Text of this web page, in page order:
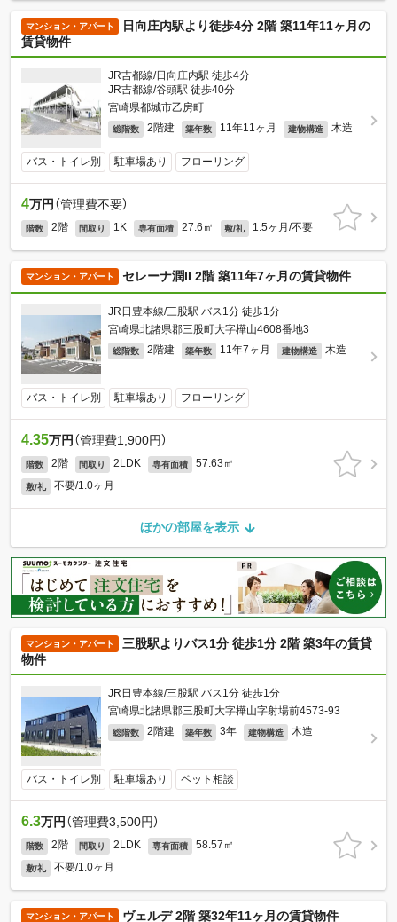
マンション・アパート
日向庄内駅より徒歩4分 2階 築11年11ヶ月の
賃貸物件
JR吉都線/日向庄内駅 徒歩4分
JR吉都線/谷頭駅 徒歩40分
宮崎県都城市乙房町
総階数 2階建 築年数 11年11ヶ月 建物構造 木造
バス・トイレ別 駐車場あり フローリング
4万円 （管理費不要）
階数 2階 間取り 1K 専有面積 27.6㎡ 敷/礼 1.5ヶ月/不要
マンション・アパート セレーナ潤II 2階 築11年7ヶ月の賃貸物件
JR日豊本線/三股駅 バス1分 徒歩1分
宮崎県北諸県郡三股町大字樺山4608番地3
総階数 2階建 築年数 11年7ヶ月 建物構造 木造
バス・トイレ別 駐車場あり フローリング
4.35万円 （管理費1,900円）
階数 2階 間取り 2LDK 専有面積 57.63㎡
敷/礼 不要/1.0ヶ月
ほかの部屋を表示
マンション・アパート
三股駅よりバス1分 徒歩1分 2階 築3年の賃貸
物件
JR日豊本線/三股駅 バス1分 徒歩1分
宮崎県北諸県郡三股町大字樺山字射場前4573-93
総階数 2階建 築年数 3年 建物構造 木造
バス・トイレ別 駐車場あり ペット相談
6.3万円 （管理費3,500円）
階数 2階 間取り 2LDK 専有面積 58.57㎡
敷/礼 不要/1.0ヶ月
マンション・アパート ヴェルデ 2階 築32年11ヶ月の賃貸物件